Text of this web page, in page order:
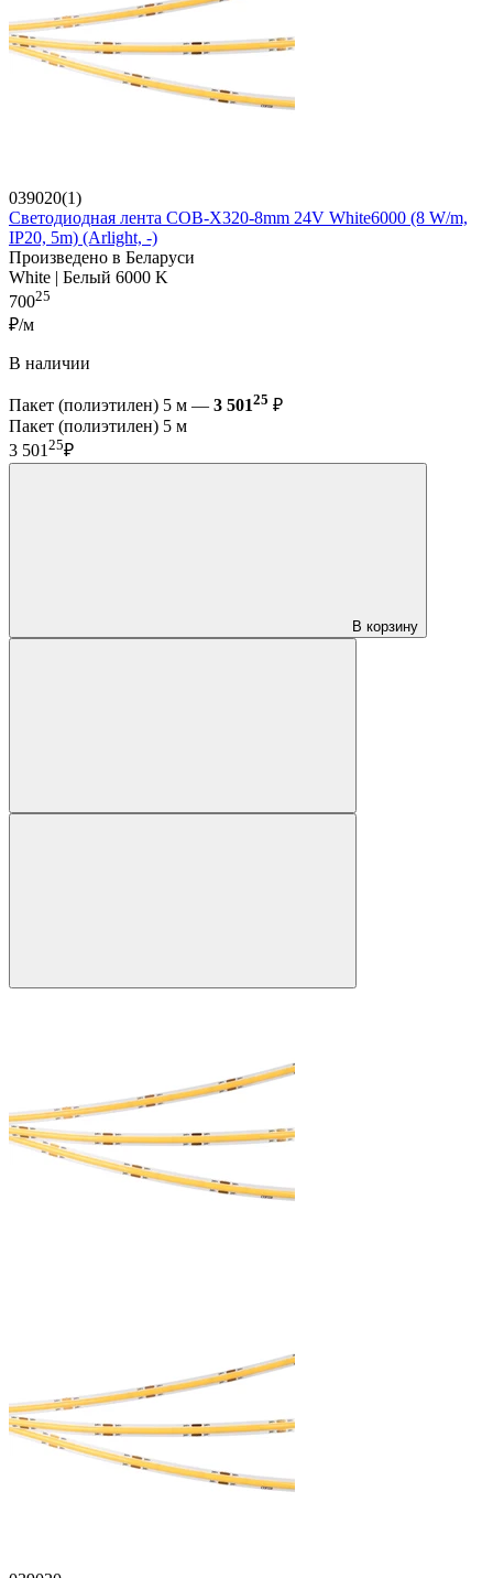
039020(1)
Светодиодная лента COB-X320-8mm 24V White6000 (8 W/m,
IP20, 5m) (Arlight, -)
Произведено в Беларуси
White | Белый 6000 K
70025
₽/м
В наличии
Пакет (полиэтилен) 5 м — 3 50125 ₽
Пакет (полиэтилен) 5 м
3 50125₽
В корзину